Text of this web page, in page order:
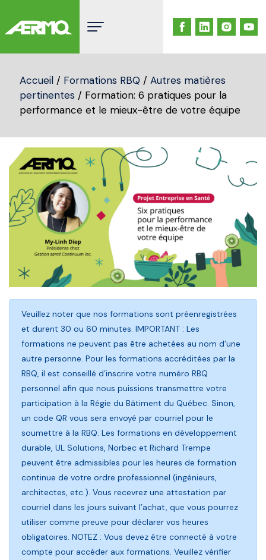
content
Accueil / Formations RBQ / Autres matières
pertinentes / Formation: 6 pratiques pour la
performance et le mieux-être de votre équipe
Veuillez noter que nos formations sont préenregistrées
et durent 30 ou 60 minutes. IMPORTANT : Les
formations ne peuvent pas être achetées au nom d’une
autre personne. Pour les formations accréditées par la
RBQ, il est conseillé d’inscrire votre numéro RBQ
personnel afin que nous puissions transmettre votre
participation à la Régie du Bâtiment du Québec. Sinon,
un code QR vous sera envoyé par courriel pour le
soumettre à la RBQ. Les formations en développement
durable, UL Solutions, Norbec et Richard Trempe
peuvent être admissibles pour les heures de formation
continue de votre ordre professionnel (ingénieurs,
architectes, etc.). Vous recevrez une attestation par
courriel dans les jours suivant l’achat, que vous pourrez
utiliser comme preuve pour déclarer vos heures
obligatoires. NOTEZ : Vous devez être connecté à votre
compte pour accéder aux formations. Veuillez vérifier